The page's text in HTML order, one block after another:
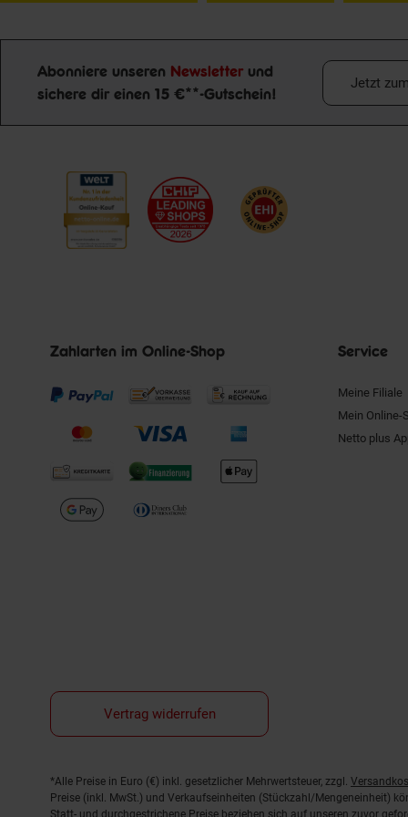
Newsletter Anmeldung
Abonniere unseren Newsletter und
sichere dir einen 15 €**-Gutschein!
Jetzt
Zahlarten im Online-Shop Service
Meine Filiale
Mein Online-
Netto plus
Vertrag widerrufen
Fußnoten
*Alle Preise in Euro (€) inkl. gesetzlicher Mehrwertsteuer, zzgl.
Preise (inkl. MwSt.) und Verkaufseinheiten (Stückzahl/Mengeneinheit)
Statt- und durchgestrichene Preise beziehen sich auf unseren zuvor